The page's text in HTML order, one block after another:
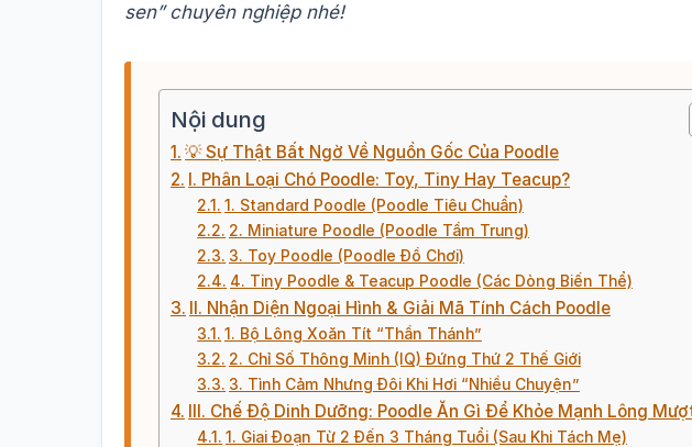
sen” chuyên nghiệp nhé!
Nội dung
💡 Sự Thật Bất Ngờ Về Nguồn Gốc Của Poodle
I. Phân Loại Chó Poodle: Toy, Tiny Hay Teacup?
1. Standard Poodle (Poodle Tiêu Chuẩn)
2. Miniature Poodle (Poodle Tầm Trung)
3. Toy Poodle (Poodle Đồ Chơi)
4. Tiny Poodle & Teacup Poodle (Các Dòng Biến Thể)
II. Nhận Diện Ngoại Hình & Giải Mã Tính Cách Poodle
1. Bộ Lông Xoăn Tít “Thần Thánh”
2. Chỉ Số Thông Minh (IQ) Đứng Thứ 2 Thế Giới
3. Tình Cảm Nhưng Đôi Khi Hơi “Nhiều Chuyện”
III. Chế Độ Dinh Dưỡng: Poodle Ăn Gì Để Khỏe Mạnh Lông
1. Giai Đoạn Từ 2 Đến 3 Tháng Tuổi (Sau Khi Tách Mẹ)